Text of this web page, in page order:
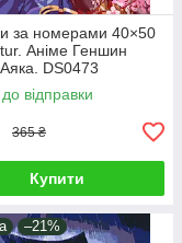
за номерами 40×50
Аніме Геншин
DS0473
відправки
365 ₴
Купити
–21%